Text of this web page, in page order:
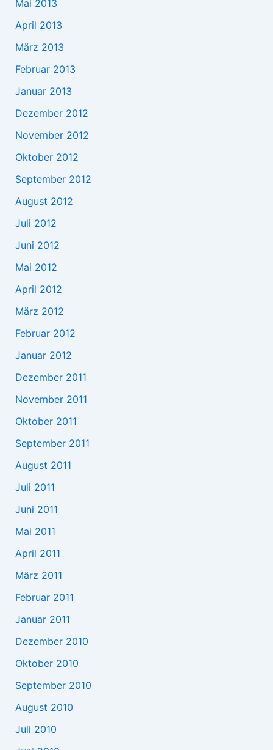
Mai 2013
April 2013
März 2013
Februar 2013
Januar 2013
Dezember 2012
November 2012
Oktober 2012
September 2012
August 2012
Juli 2012
Juni 2012
Mai 2012
April 2012
März 2012
Februar 2012
Januar 2012
Dezember 2011
November 2011
Oktober 2011
September 2011
August 2011
Juli 2011
Juni 2011
Mai 2011
April 2011
März 2011
Februar 2011
Januar 2011
Dezember 2010
Oktober 2010
September 2010
August 2010
Juli 2010